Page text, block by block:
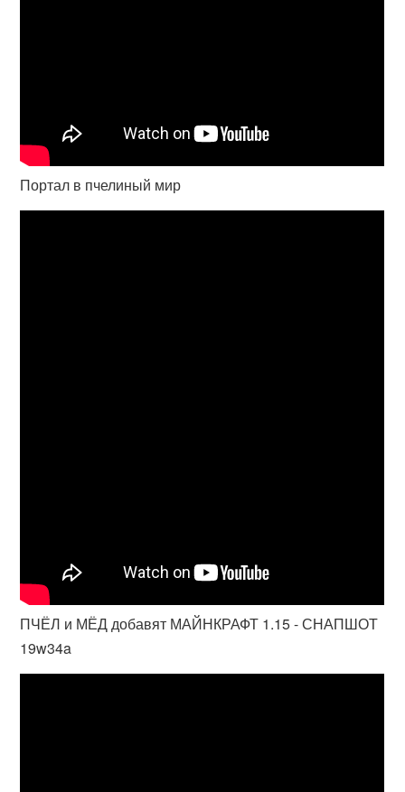
Портал в пчелиный мир
ПЧЁЛ и МЁД добавят МАЙНКРАФТ 1.15 - СНАПШОТ
19w34a